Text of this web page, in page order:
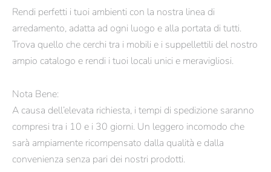
Rendi perfetti i tuoi ambienti con la nostra linea di
arredamento, adatta ad ogni luogo e alla portata di tutti.
Trova quello che cerchi tra i mobili e i suppellettili del nostro
ampio catalogo e rendi i tuoi locali unici e meravigliosi.
Nota Bene:
A causa dell’elevata richiesta, i tempi di spedizione saranno
compresi tra i 10 e i 30 giorni. Un leggero incomodo che
sarà ampiamente ricompensato dalla qualità e dalla
convenienza senza pari dei nostri prodotti.